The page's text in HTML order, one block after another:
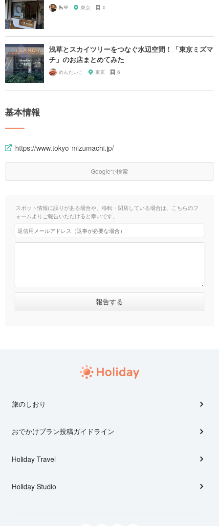
🛼💙 東京 0
浅草とスカイツリーをつなぐ水辺空間！「東京ミズマ
チ」のお店まとめてみた
めんたいこ 東京 6
基本情報
https://www.tokyo-mizumachi.jp/
Googleで検索
スポット情報に誤りがある場合や、移転・閉店している場合は、こちらのフ
ォームよりご報告いただけると幸いです。
旅のしおり
おでかけプラン投稿ガイドライン
Holiday Travel
Holiday Studio